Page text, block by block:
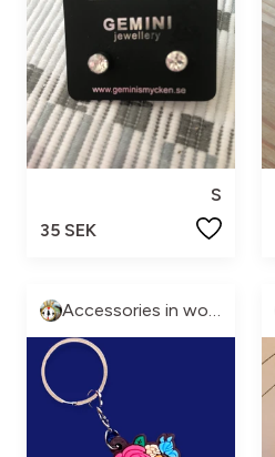
S
35 SEK
Accessories in wonderland 🧞‍♀️🧞🧜‍♀️🧚🏼‍♂️